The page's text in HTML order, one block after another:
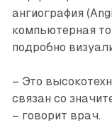
ангиография
компьютерная
подробно
– Это
связан со
– говорит врач.